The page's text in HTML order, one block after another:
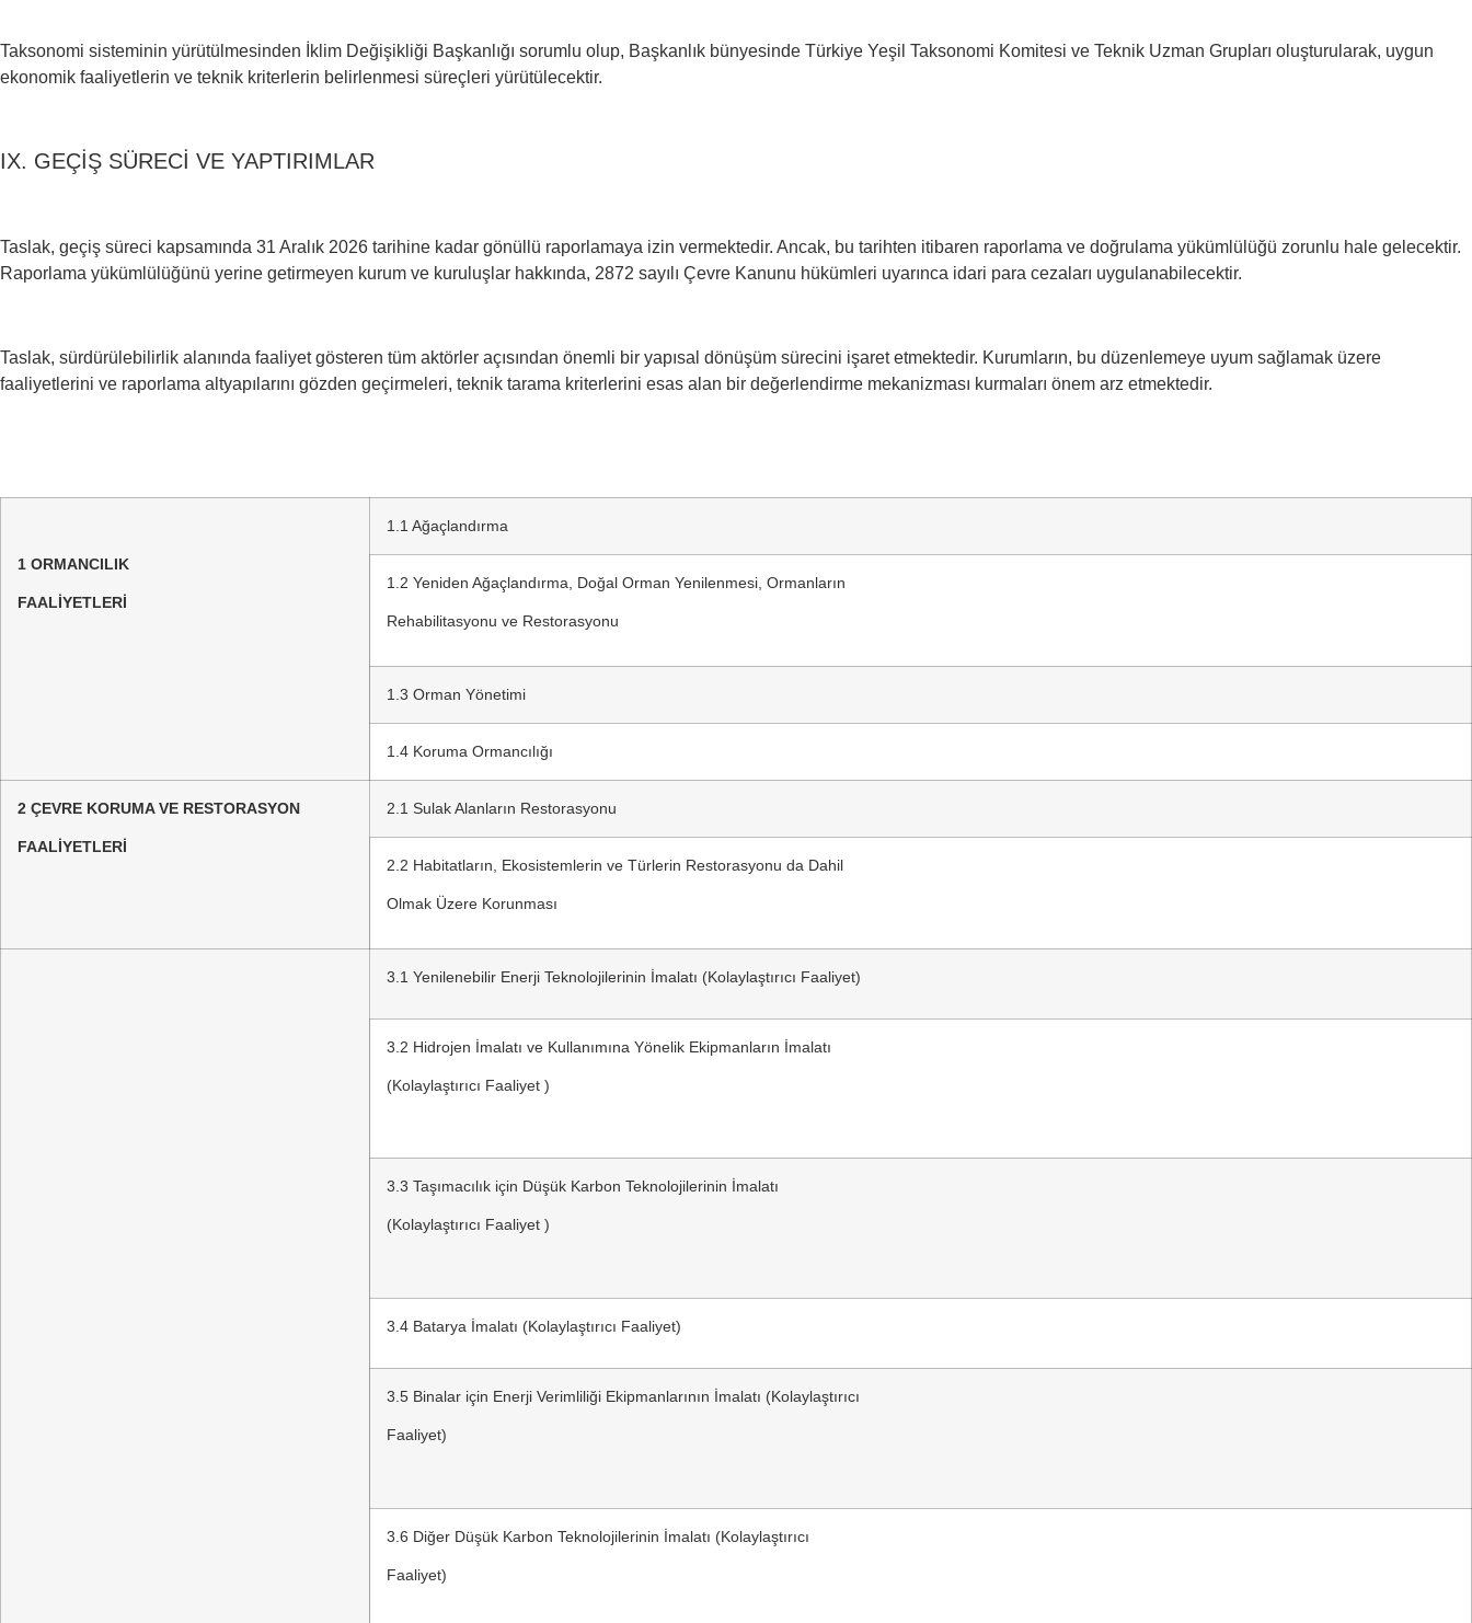
Taksonomi sisteminin yürütülmesinden İklim Değişikliği Başkanlığı sorumlu olup, Başkanlık bünyesinde Türkiye Yeşil Taksonomi Komitesi ve Teknik Uzman Grupları oluşturularak, uygun
ekonomik faaliyetlerin ve teknik kriterlerin belirlenmesi süreçleri yürütülecektir.
IX. GEÇİŞ SÜRECİ VE YAPTIRIMLAR
Taslak, geçiş süreci kapsamında 31 Aralık 2026 tarihine kadar gönüllü raporlamaya izin vermektedir. Ancak, bu tarihten itibaren raporlama ve doğrulama yükümlülüğü zorunlu hale gelecektir.
Raporlama yükümlülüğünü yerine getirmeyen kurum ve kuruluşlar hakkında, 2872 sayılı Çevre Kanunu hükümleri uyarınca idari para cezaları uygulanabilecektir.
Taslak, sürdürülebilirlik alanında faaliyet gösteren tüm aktörler açısından önemli bir yapısal dönüşüm sürecini işaret etmektedir. Kurumların, bu düzenlemeye uyum sağlamak üzere
faaliyetlerini ve raporlama altyapılarını gözden geçirmeleri, teknik tarama kriterlerini esas alan bir değerlendirme mekanizması kurmaları önem arz etmektedir.
1 ORMANCILIK
FAALİYETLERİ
1.1 Ağaçlandırma
1.2 Yeniden Ağaçlandırma, Doğal Orman Yenilenmesi, Ormanların
Rehabilitasyonu ve Restorasyonu
1.3 Orman Yönetimi
1.4 Koruma Ormancılığı
2 ÇEVRE KORUMA VE RESTORASYON
FAALİYETLERİ
2.1 Sulak Alanların Restorasyonu
2.2 Habitatların, Ekosistemlerin ve Türlerin Restorasyonu da Dahil
Olmak Üzere Korunması
3.1 Yenilenebilir Enerji Teknolojilerinin İmalatı (Kolaylaştırıcı Faaliyet)
3.2 Hidrojen İmalatı ve Kullanımına Yönelik Ekipmanların İmalatı
(Kolaylaştırıcı Faaliyet )
3.3 Taşımacılık için Düşük Karbon Teknolojilerinin İmalatı
(Kolaylaştırıcı Faaliyet )
3.4 Batarya İmalatı (Kolaylaştırıcı Faaliyet)
3.5 Binalar için Enerji Verimliliği Ekipmanlarının İmalatı (Kolaylaştırıcı
Faaliyet)
3.6 Diğer Düşük Karbon Teknolojilerinin İmalatı (Kolaylaştırıcı
Faaliyet)